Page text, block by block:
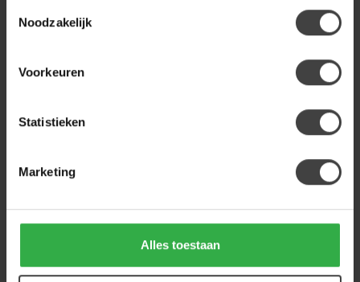
Noodzakelijk
Voorkeuren
Statistieken
Marketing
Alles toestaan
Nijwie Oregano boekenkast 90
Mango Bruin Walnoot 779,00
Heb je een vraag over dit product?
Of heb je hulp nodig bij de bestelling? Neem
+31 224 850
Recent bekeken